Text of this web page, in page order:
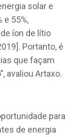
solar e
e 55%,
íon de lítio
Portanto, é
que façam
avaliou Artaxo.
para
de energia